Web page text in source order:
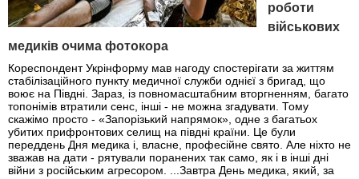
роботи
військових
медиків очима фотокора
Кореспондент Укрінформу мав нагоду спостерігати за життям стабілізаційного пункту медичної служби однієї з бригад, що воює на Півдні. Зараз, із повномасштабним вторгненням, багато топонімів втратили сенс, інші - не можна згадувати. Тому скажімо просто - «Запорізький напрямок», одне з багатьох убитих прифронтових селищ на півдні країни. Це були переддень Дня медика і, власне, професійне свято. Але ніхто не зважав на дати - рятували поранених так само, як і в інші дні війни з російським агресором. ...Завтра День медика, який, за минулорічним указом Володимира Зеленського, відзначається 27 липня. Про свято ніхто не знає, всі зайняті своїм цього спокійного полудня: хтось курить, хтось спить на розкладачці в коридорі за перегородкою, а здоровенна молода лайка Марися і двоє безіменних кошенят мчать за фельдшером Оксаною. Кошенята - чорне та біле, як Інь та Янь. Улюбленці всього персоналу стабпункту не злазять з рук медиків, але щойно побачать Оксану, летять до неї. Сідаємо з колегою біля стіни в коридорі, намагаємось нікому не заважати, проте втомлені працівники нас і так не помічають. Багато хто намагається подрімати - чи надолужують минулі «бадьорі» ночі, чи хочуть виспатися наперед. Головний, «Ромашка», з яким хотіли поговорити, сказав, що буде пізніше і приділить нам час... можливо. Думали, доведеться нудьгувати. Першим привозять водія: перекинувся у машині, майже відірвало вухо. Розрізають одяг, оглядають, обробляють садна, вухо пришивають, далі - шпиталь. Другий - боєць із осколковим пораненням правої кисті. Та сама доведена до автоматизма процедура: зрізають, оглядають, обробляють. - Стояв на бойовому чергуванні, вітер від нас, «виходу» не чув, та й не було його як такого. Жорсткий «прихід», гублюся, стрімголов лечу в окоп. Опам'ятався, озирнувся, бачу - на штанях кров. На ногу глянув - нічого, дивлюсь на руку, а тут ось це - шматок вирваний. Натягнув турнікет і дочекався евакуації. З чого прилетіло, незрозуміло, товариші кажуть - танк, я ж підозрюю, що міна 82-а була, - згадує Микола. Раптом уриває розповідь, хвилюється: з пораненої руки зникла обручка. Лікар заспокоює, каже, що зняв її і повісив на ланцюжок поруч із хрестиком. - Дружині не сподобалося б, - гордо жартує Коля. - Переживе, - відповідає лікар і шанобливо витирає велику каблучку від крові. Слідом четверо: два з осколковими у верхні кінцівки, два з контузією. З перших зрізають одяг, вкладають у спідньому на столи, ставлять катетери, міряють тиск, вливають потрібні препарати, якщо можна оперувати на місці, видаляють уламки. У лікарки, що відійшла від столу, запитую щодо її пацієнта. - Кидають всяку 120-міліметрову погань, і потім ось така х...ня залітає в організм, - перериває моє запитання усміхнений боєць із позивним «Кузя». Показує уламок розміром із середню сливу. Він радіє, розуміє, що пощастило: - Могло б залетіти і в груди. - Поступив із пораненням верхньої третини передпліччя, - додає лікарка. - Уламок знаходився досить поверхово, на щастя, не зачепив великих судин, розташованих поруч, кістки теж цілі. Уламок ми видалили, боєць почувається добре, отримав всю необхідну допомогу, дякую йому за роботу. Її звуть «Муза», хірург. Позивний подарував їй лікар у «Госпітальєрах», де вона починала. У нього був позивний «Данте». - Вийшло, що я Муза Данте, - посміхається бойовий медик. Вже рік, як вони із командою - хірург, бойовий медик, анестезіолог та водій - їздять лінією фронту. Пройшли Бахмут і Лиманський напрямок. «Музі» 29 років, до війни працювала в перинатальному центрі, де настрій, зізнається, був зовсім іншим. - Звичайно, емоції різні, коли народжується нове життя і коли це життя у смерті буквально вириваєш. Ставлю їй банальні питання про жінок на війні, про найстрашніші та щасливі випадки. - Мова не про стать. Дійсно, є речі, які жінці складніше робити і у звичайному житті, а на війні виконувати ще важче, але коли йдеться про збереження людського життя, то це не питання статі, мова про ставлення до цієї війни, до батьківщини та життя. Я до ЗСУ не маю стосунку, ми носимо мультикам, а не піксель. Піксель – це гордість! Ми ж просто цивільні лікарі та допомагаємо медикам ЗСУ, які мобілізовані. Я точно не відношу себе до військових, але у своїй голові поділяю людей на цивільних і військових, відчуваю різницю між тими, хто не бачив війни, і тими, хто тут воює. Вони інші, і в них інші пріоритети. Найстрашніше, каже, було не на війні, найстрашніше - це крик матері, яка ховає свою дитину. Перед тим, як піти на фронт медиком , «Муза» дуже багато людей поховала саме через війну... - А найкраще, що зі мною тут трапилося, - це моя команда , - ділиться хірургиня. - Я б не зустрілася з ними в цивільному житті, вони неймовірні. Погано, що познайомилися за таких обставин, але, але… Медики теж закінчуються на війні, вони гинуть, хтось має тут виконувати цю роботу. Тому поки хтось за мене сидить в окопі, я допомагатиму їм тут, це точно. «Кот» із Запоріжжя цілує натільний хрест і притискає його до серця. Цьому бійцю пощастило більше за інших, він «лише» контужений. Контужені - це окрема категорія хворих. Вони як лунатики, пʼяні-непʼяні, втрачені й розгублені, крутять головою, часто кліпають або, навпаки, вирячують очі у спробі «намацати» звичний світ… Заважають їм усім біль у скронях, нудота, втрата слуху та зору. Вони найчастіші клієнти стабпункту. Прибувають і вдень, і вночі. атемна лікарі з червоними ліхтарями ходять коридором, відкидають чорні тіні на стіни, хукають червоним димом від цигарок, зрідка білими спалахами блимають на вени при ін’єкціях в операційній - стабпункт схожий на провінційний театр, у якому змінюють декорації під час вистави. З вулиці чути, як замість сільських собак гавкає артилерія – виходи зміняються приходами. Поранених привозять з «нуля», надають допомогу та евакуюють далі в тил. Уночі ми й запопали «Ромашку». Він сидів у кутку і набивав тютюном люльку. Під люльку й розповів про роботу стабпункту. Свої обов'язки він охарактеризував так: «координую події на цьому стабілізаційному пункті». - Функція стабпункту - перша медична допомога після отримання поранення, завдання - надання медичної допомоги протягом години після отримання поранення. Так звана «золота година» – натівський стандарт. Тому що шанси на виживання та подальшу реабілітацію просто в рази піднімаються, якщо поранений встигає опинитися в руках лікарів у цю «золоту годину». І вся логістика спрямована на те, щоб ми вклалися в цей час, тому й розміщуємося так близько до фронту, тому й ви так довго до нас добиралися. Медик зазначає, що за характером та кількістю поранень можна уявити, що зараз відбувається на фронті. Це не постійний конвеєр - хоча буває і таке. Коли йдуть наступальні дії, то дуже багато ампутацій нижніх кінцівок: Війна - це ж шахи: робиться хід, іде потік поранених, далі роздумують перед наступним ходом, перебудовуються, приймають рішення, в нас у цей час відносне затишшя. - Майже опівночі, напевно, вже можна святкувати День медика, - роблю спробу привітати «Ромашку». - Та ні, це не моє свято. До 2013-го я до медицини не мав жодного відношення, моя «медична освіта» – вісім сезонів «Доктора Хауса». Вже під час Революції Гідності долучився до подій і став парамедиком. - А яке ж твоє свято? - День добровольця. Я вважаю себе добровольцем, і більшу частину війни провів на ній саме добровольцем, а не кадровим військовим, як зараз. І ось ці волонтери, дивовижні хлопці, які нам допомагають, вони мої побратими, - закінчує розмову «Ромашка». У тиші затухає й люлька. Притарахтів евакуатор на базі гусеничного М-113. Доставив двохсотих. Загиблих потрібно впізнати, підписати та оформити папери. Їх залишать тут до ранку, поки за ними не приїде «холодильник», який відвезе до моргу. Ніби стихло, проте заснути заважає трупний запах. Задня стіна вигоріла від прильоту, її немає, лежиш наче на вулиці поряд з тілами. У вікні сіріє, провалююсь у сон. Але тупіт солдатських чобіт пробуджує мене у новому дні. Група бійців заносить пораненого на ношах. Іншого, з пов'язкою на очах, яка захоплює і каску, ведуть попід руки коридором. Відчиняю двері до операційної, допомагаю зайти. Третій заходить сам - у нього осколкове в спину. Медперсонал ніби й не лягав - все чітко, злагоджений механізм, надійний годинник. Ну так, у них же професійне свято… Все по новому колу, на трьох столах йде робота. Розрізають одяг, дістають уламок зі спини. Умивають і накладають пов'язку на поки що сліпі очі. Знімають турнікет: на правій нозі вище гомілки ззаду вирваний шматок тканини, - тампонують, накладають пов'язку на рану та лангет на ногу. Мирон, той, що з перев'язаними очима і каскою в руках, сидить тихенько осторонь - чекає на своїх, з ним упоралися швидше. Запитую, як отримав поранення. - Висунулися до їхніх позицій, стежкою йшли. З лівого боку був бліндаж, закидали гранатами, підійшли, простріляли. Метрів через п'ять побачив ще бліндаж, у який теж закинув гранати. Метрів за сім далі був ще бліндаж, з якого вівся кулеметний вогонь, довелось зістрибнути в окоп. Туди й прилетіла граната, за нею друга. Згрупувався у сидяче положення, після другої потекла кров і перестав бачити. Поруч сів бородатий добряк, він щойно закінчив зі спиною побратима Мирона. Роззнайомилися. Іван із Буковини, за освітою медик, судинний хірург. Більше року тому отримав повістку, і з того часу служить у медичній роті 36-ї окремої бригади морської піхоти. Запитую, з чого почався його день. - З Днем медика тебе, вас, ваш стабпункт. Хотів побажати, щоби цього дня не було роботи, але не склалося. - Дякую, але у війни свій календар, свої червоні дати, свої жертвопринесення. Ми тут вириваємо у смерті життя наших хлопців. Ви зараз там, де смерть посилають на хєр. Поранених вантажать у машину: спочатку ноші, потім акуратно саджають Мирона, останнім, докуривши сигарету, самостійно залізає поранений у спину боєць. Їх проводжає Оксана, довкола якої звично граються собаки. - Ти напиши там, якою ціною хлопці звільняють нашу землю, та напиши, що обов'язково звільнять. - Там тільки про це і пишуть, - відповідаю на прощання. Увечері того ж дня п